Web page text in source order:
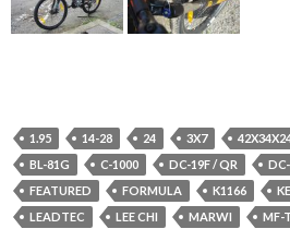
1.95 14-28 24 3X7
BL-81G
C-1000 DC-19F / QR
FEATURED
FORMULA K1166
LEADTEC
LEE CHI MARWI MF-